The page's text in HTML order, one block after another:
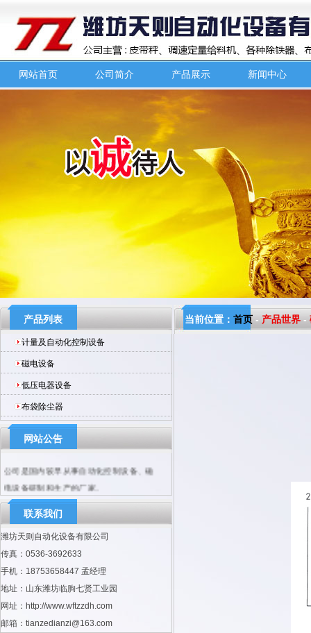
网站首页 公司简介 产品展示 新闻中心
产品列表
计量及自动化控制设备
磁电设备
低压电器设备
布袋除尘器
网站公告
电设备研制和生产的厂家。
联系我们
潍坊天则自动化设备有限公司
传真：0536-3692633
手机：18753658447 孟经理
地址：山东潍坊临朐七贤工业园
网址：http://www.wftzzdh.com
邮箱：tianzedianzi@163.com
当前位置： 首页 - 产品世界 -